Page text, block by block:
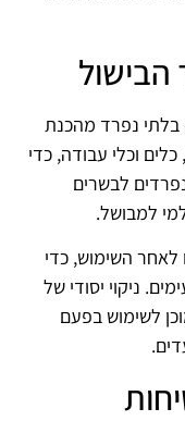
הבישול
בלתי נפרד מהכנת
וכלי עבודה, כדי
לבשרים
למבושל.
לאחר השימוש, כדי
ניקוי יסודי של
לשימוש בפעם